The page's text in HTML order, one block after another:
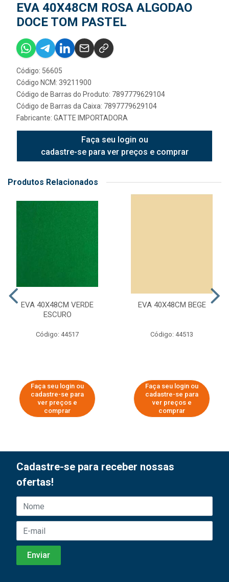
EVA 40X48CM ROSA ALGODAO
DOCE TOM PASTEL
Código: 56605
Código NCM: 39211900
Código de Barras do Produto: 7897779629104
Código de Barras da Caixa: 7897779629104
Fabricante: GATTE IMPORTADORA
Faça seu login ou
cadastre-se para ver preços e comprar
Produtos Relacionados
EVA 40X48CM VERDE
ESCURO
Código: 44517
Faça seu login ou
cadastre-se para
ver preços e
comprar
EVA 40X48CM BEGE
Código: 44513
Faça seu login ou
cadastre-se para
ver preços e
comprar
Cadastre-se para receber nossas
ofertas!